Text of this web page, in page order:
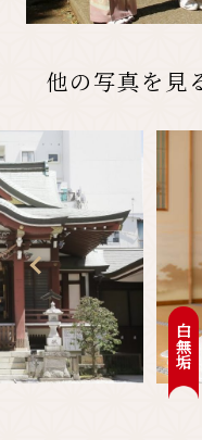
他の写真を見
白無垢